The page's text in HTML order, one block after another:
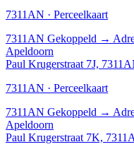
7311AN · Perceelkaart
7311AN Gekoppeld →
Apeldoorn
Paul Krugerstraat 7J,
7311AN · Perceelkaart
7311AN Gekoppeld →
Apeldoorn
Paul Krugerstraat 7K,